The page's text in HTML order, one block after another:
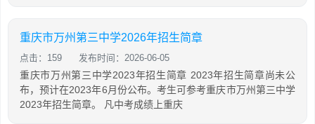
重庆市万州第三中学2026年招生简章
点击：159 发布时间：2026-06-05
重庆市万州第三中学2023年招生简章 2023年招生简章尚未公
布，预计在2023年6月份公布。考生可参考重庆市万州第三中学
2023年招生简章。 凡中考成绩上重庆